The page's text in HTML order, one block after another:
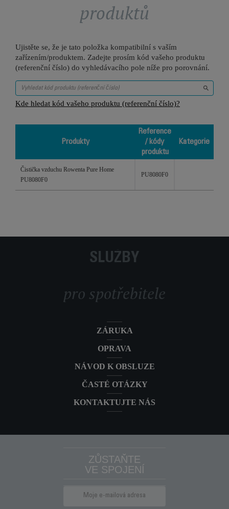
produktů
Ujistěte se, že je tato položka kompatibilní s vaším
zařízením/produktem. Zadejte prosím kód vašeho produktu
(referenční číslo) do vyhledávacího pole níže pro porovnání.
Kde hledat kód vašeho produktu (referenční číslo)?
Produkty
Reference
/ kódy
produktu
Kategorie
/ kódy
Čistička vzduchu Rowenta Pure Home
PU8080F0
PU8080F0
SLUŽBY
pro spotřebitele
ZÁRUKA
OPRAVA
NÁVOD K OBSLUZE
ČASTÉ OTÁZKY
KONTAKTUJTE NÁS
ZŮSTAŇTE
VE SPOJENÍ